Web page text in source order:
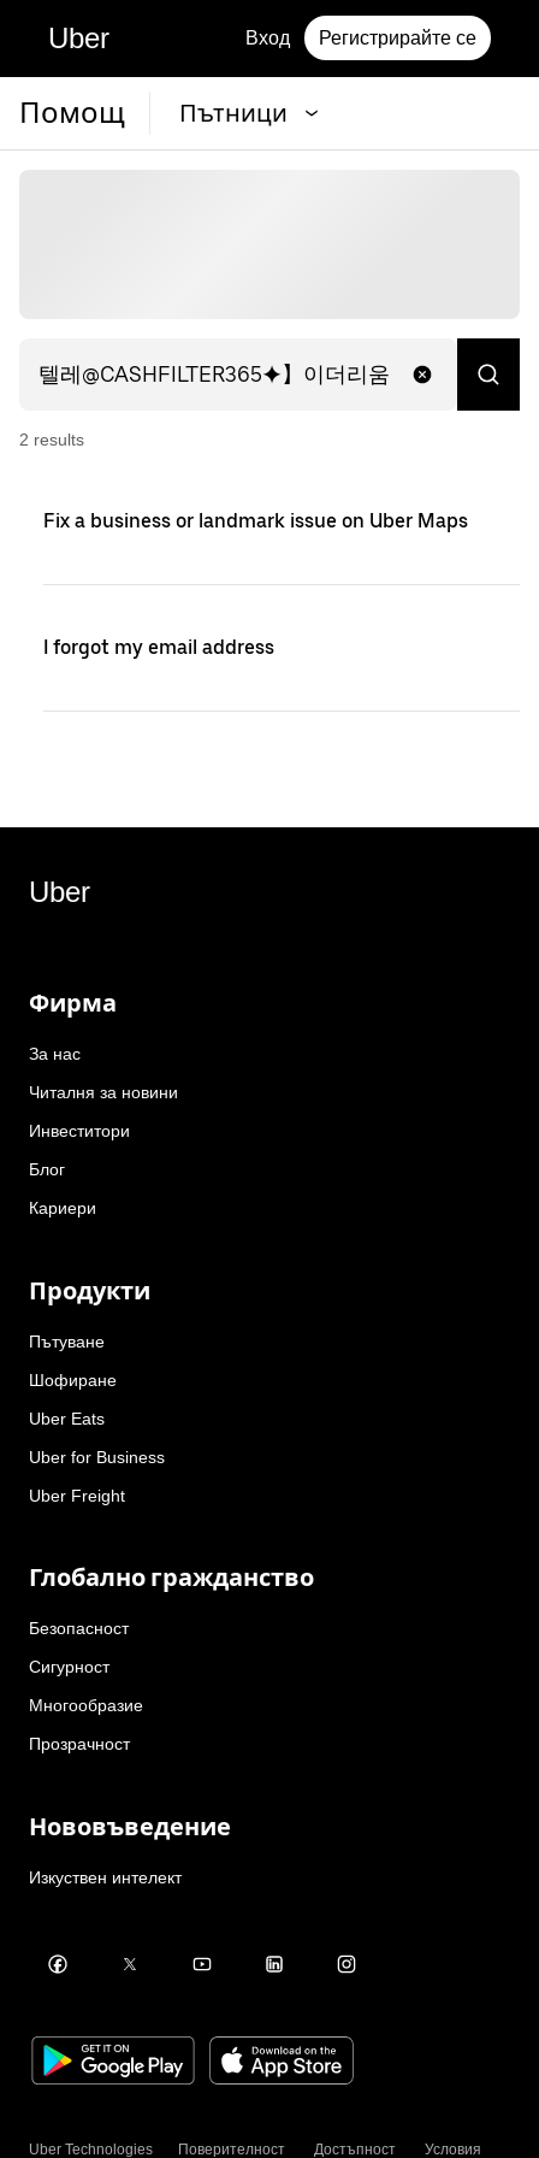
Uber Вход Регистрирайте се
Помощ Пътници
2 results
Fix a business or landmark issue on Uber Maps
I forgot my email address
Uber
Фирма
За нас
Читалня за новини
Инвеститори
Блог
Кариери
Продукти
Пътуване
Шофиране
Uber Eats
Uber for Business
Uber Freight
Глобално гражданство
Безопасност
Сигурност
Многообразие
Прозрачност
Нововъведение
Изкуствен интелект
Uber Technologies Поверителност Достъпност Условия